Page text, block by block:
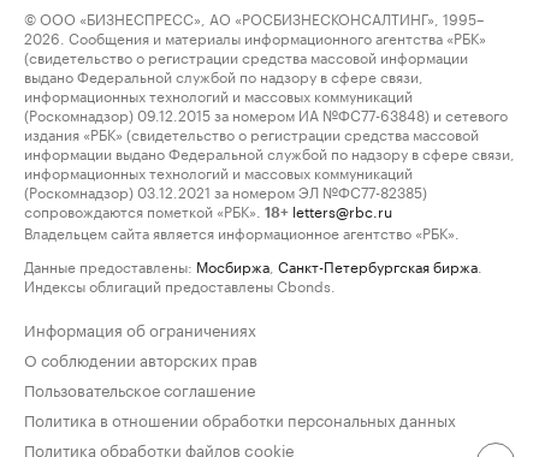
© ООО «БИЗНЕСПРЕСС», АО «РОСБИЗНЕСКОНСАЛТИНГ», 1995–
2026. Сообщения и материалы информационного агентства «РБК»
(свидетельство о регистрации средства массовой информации
выдано Федеральной службой по надзору в сфере связи,
информационных технологий и массовых коммуникаций
(Роскомнадзор) 09.12.2015 за номером ИА №ФС77-63848) и сетевого
издания «РБК» (свидетельство о регистрации средства массовой
информации выдано Федеральной службой по надзору в сфере связи,
информационных технологий и массовых коммуникаций
(Роскомнадзор) 03.12.2021 за номером ЭЛ №ФС77-82385)
сопровождаются пометкой «РБК».
18+ letters@rbc.ru
Владельцем сайта является информационное агентство «РБК».
Данные предоставлены: Мосбиржа Санкт-Петербургская биржа
Индексы облигаций предоставлены Cbonds.
Информация об ограничениях
О соблюдении авторских прав
Пользовательское соглашение
Политика в отношении обработки персональных данных
Политика обработки файлов cookie